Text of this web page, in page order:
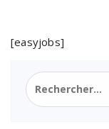
[easyjobs]
Rechercher :